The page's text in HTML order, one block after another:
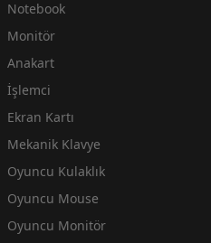
Notebook
Monitör
Anakart
İşlemci
Ekran Kartı
Mekanik Klavye
Oyuncu Kulaklık
Oyuncu Mouse
Oyuncu Monitör